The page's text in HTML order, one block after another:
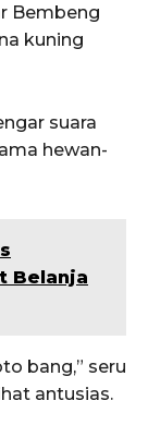
Bembeng
kuning
suara
hewan-
Belanja
bang,” seru
antusias.